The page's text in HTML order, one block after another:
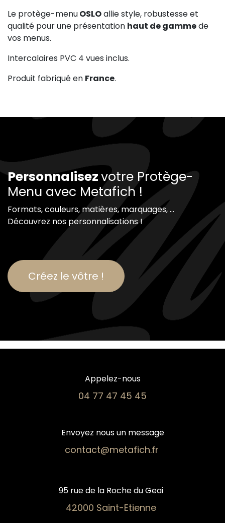
Le protège-menuOSLOallie style, robustesse et
qualité pour une présentation haut de gammede
vos menus.
Intercalaires PVC 4 vues inclus.
Produit fabriqué en France.
Personnalisezvotre Protège-
Menu avec Metafich !
Formats, couleurs, matières, marquages, ...
Découvrez nos personnalisations !
Créez le vôtre !
Appelez-nous
04 77 47 45 45​
Envoyez nous un message
contact@metafich.fr
95 rue de la Roche du Geai
42000 Saint-Etienne